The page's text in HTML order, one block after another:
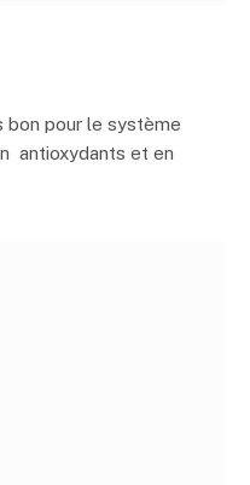
bon pour le système
antioxydants et en